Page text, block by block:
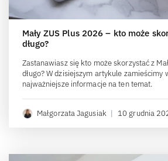
Mały ZUS Plus 2026 – kto może
długo?
Zastanawiasz się kto może skorzystać z
długo? W dzisiejszym artykule zamieścimy
najważniejsze informacje na ten temat.
Małgorzata Jagusiak 10 grudnia